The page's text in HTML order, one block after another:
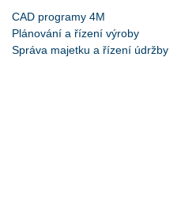
CAD programy 4M
Plánování a řízení výroby
Správa majetku a řízení údržby